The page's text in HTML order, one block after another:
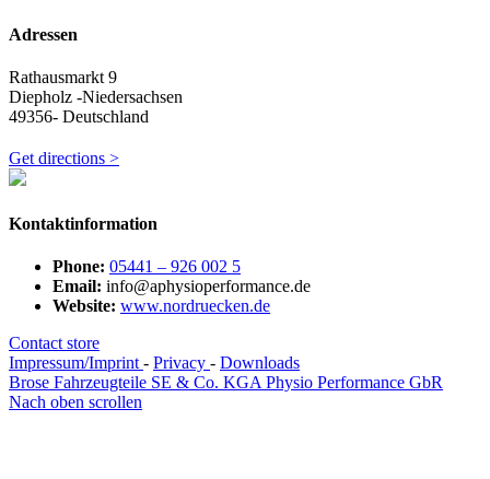
Adressen
Rathausmarkt 9
Diepholz -Niedersachsen
49356- Deutschland
Get directions >
Kontaktinformation
Phone: 05441 – 926 002 5
Email: info@aphysioperformance.de
Website: www.nordruecken.de
Contact store
Impressum/Imprint - Privacy - Downloads
Brose Fahrzeugteile SE & Co. KGA Physio Performance GbR
Nach oben scrollen